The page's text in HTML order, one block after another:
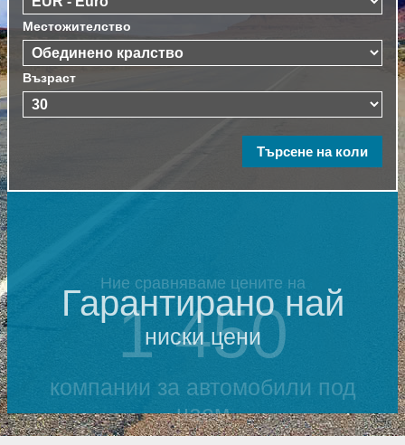
Местожителство
Възраст
Ние сравняваме цените на
1 450
компании за автомобили под
наем
Гарантирано най
ниски цени